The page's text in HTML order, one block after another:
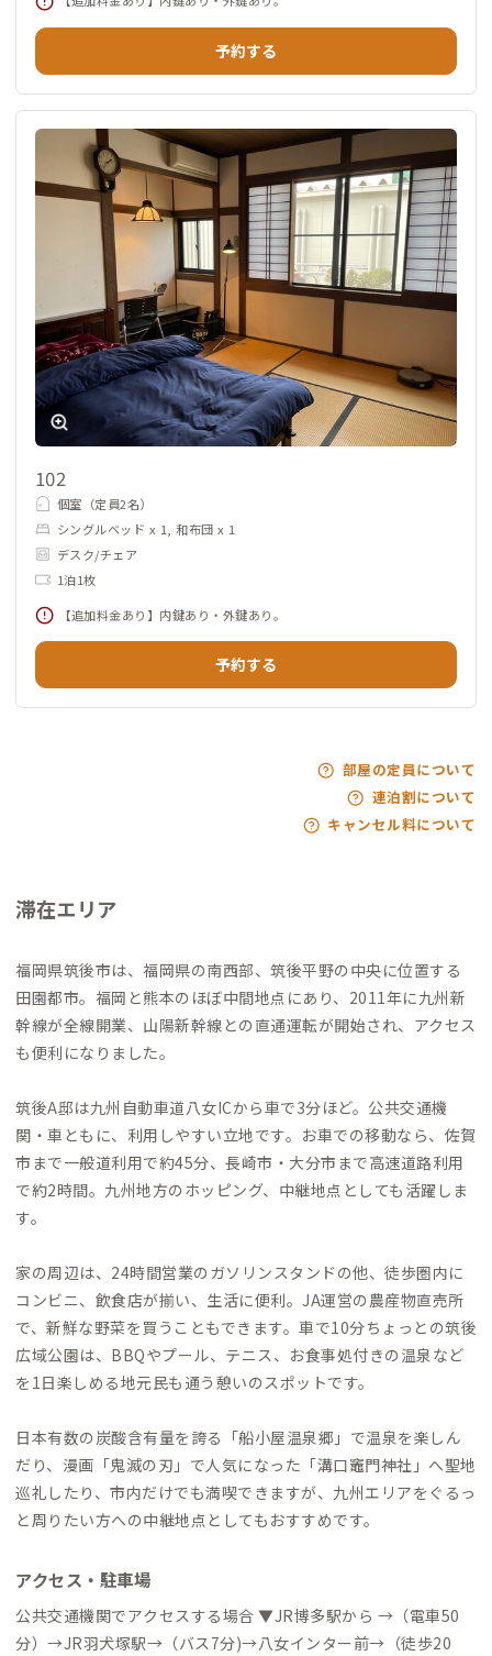
予約する
102
個室（定員2名）
シングルベッド x 1, 和布団 x 1
デスク/チェア
1泊1枚
【追加料金あり】内鍵あり・外鍵あり。
予約する
部屋の定員について
連泊割について
キャンセル料について
滞在エリア
福岡県筑後市は、福岡県の南西部、筑後平野の中央に位置する
田園都市。福岡と熊本のほぼ中間地点にあり、2011年に九州新
幹線が全線開業、山陽新幹線との直通運転が開始され、アクセス
も便利になりました。
筑後A邸は九州自動車道八女ICから車で3分ほど。公共交通機
関・車ともに、利用しやすい立地です。お車での移動なら、佐賀
市まで一般道利用で約45分、長崎市・大分市まで高速道路利用
で約2時間。九州地方のホッピング、中継地点としても活躍しま
す。
家の周辺は、24時間営業のガソリンスタンドの他、徒歩圏内に
コンビニ、飲食店が揃い、生活に便利。JA運営の農産物直売所
で、新鮮な野菜を買うこともできます。車で10分ちょっとの筑後
広域公園は、BBQやプール、テニス、お食事処付きの温泉など
を1日楽しめる地元民も通う憩いのスポットです。
日本有数の炭酸含有量を誇る「船小屋温泉郷」で温泉を楽しん
だり、漫画「鬼滅の刃」で人気になった「溝口竈門神社」へ聖地
巡礼したり、市内だけでも満喫できますが、九州エリアをぐるっ
と周りたい方への中継地点としてもおすすめです。
アクセス・駐車場
公共交通機関でアクセスする場合 ▼JR博多駅から →（電車50
分）→JR羽犬塚駅→（バス7分)→八女インター前→（徒歩20